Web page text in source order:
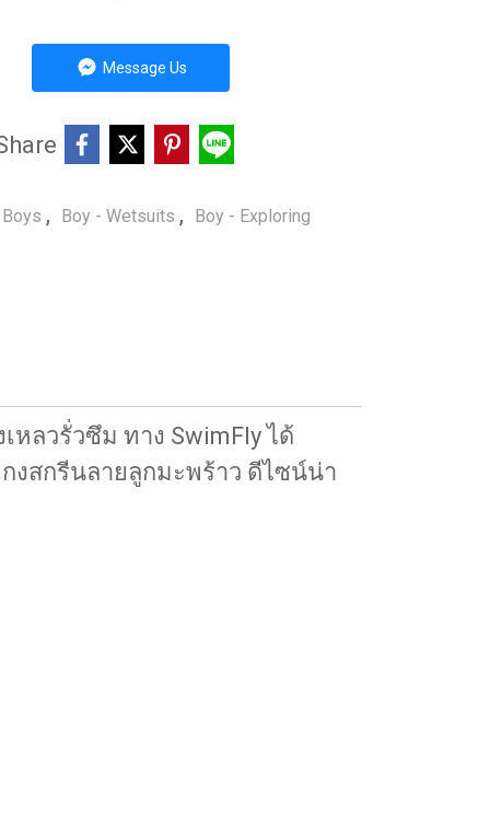
Message Us
Boys , Boy - Wetsuits , Boy - Exploring
ลวรั่วซึม ทาง SwimFly ได้
งสกรีนลายลูกมะพร้าว ดีไซน์น่า